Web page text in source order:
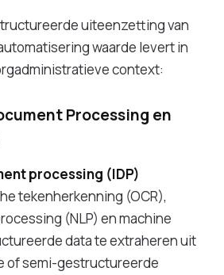
uiteenzetting van
waarde levert in
context:
Processing en
processing (IDP)
tekenherkenning (OCR),
(NLP) en machine
data te extraheren uit
of semi-gestructureerde